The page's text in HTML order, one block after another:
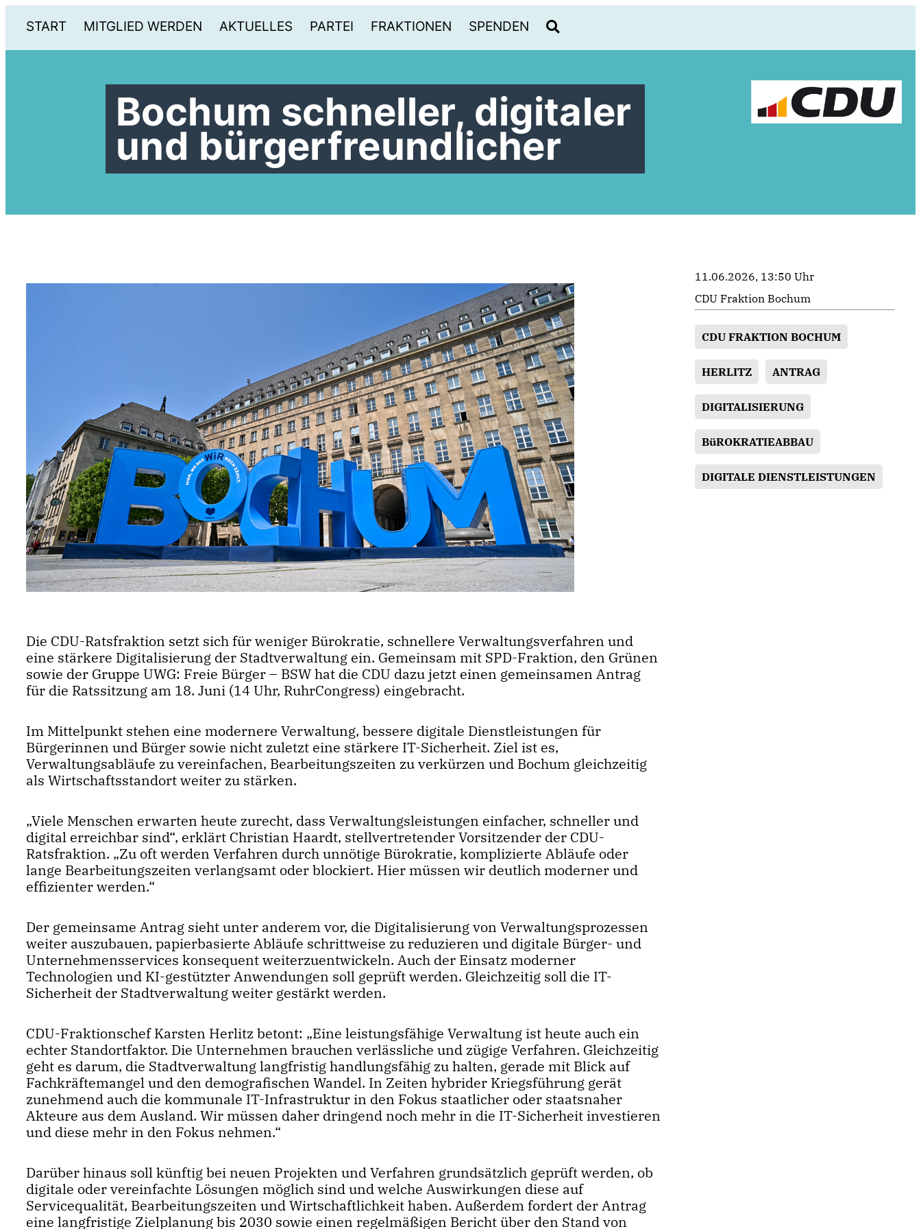
START MITGLIED WERDEN AKTUELLES PARTEI FRAKTIONEN SPENDEN
Bochum schneller, digitaler
und bürgerfreundlicher
Die CDU-Ratsfraktion setzt sich für weniger Bürokratie, schnellere Verwaltungsverfahren und
eine stärkere Digitalisierung der Stadtverwaltung ein. Gemeinsam mit SPD-Fraktion, den Grünen
sowie der Gruppe UWG: Freie Bürger – BSW hat die CDU dazu jetzt einen gemeinsamen Antrag
für die Ratssitzung am 18. Juni (14 Uhr, RuhrCongress) eingebracht.
Im Mittelpunkt stehen eine modernere Verwaltung, bessere digitale Dienstleistungen für
Bürgerinnen und Bürger sowie nicht zuletzt eine stärkere IT-Sicherheit. Ziel ist es,
Verwaltungsabläufe zu vereinfachen, Bearbeitungszeiten zu verkürzen und Bochum gleichzeitig
als Wirtschaftsstandort weiter zu stärken.
Viele Menschen erwarten heute zurecht, dass Verwaltungsleistungen einfacher, schneller und
digital erreichbar sind“, erklärt Christian Haardt, stellvertretender Vorsitzender der CDU-
Ratsfraktion. „Zu oft werden Verfahren durch unnötige Bürokratie, komplizierte Abläufe oder
lange Bearbeitungszeiten verlangsamt oder blockiert. Hier müssen wir deutlich moderner und
effizienter werden.“
Der gemeinsame Antrag sieht unter anderem vor, die Digitalisierung von Verwaltungsprozessen
weiter auszubauen, papierbasierte Abläufe schrittweise zu reduzieren und digitale Bürger- und
Unternehmensservices konsequent weiterzuentwickeln. Auch der Einsatz moderner
Technologien und KI-gestützter Anwendungen soll geprüft werden. Gleichzeitig soll die IT-
Sicherheit der Stadtverwaltung weiter gestärkt werden.
CDU-Fraktionschef Karsten Herlitz betont: „Eine leistungsfähige Verwaltung ist heute auch ein
echter Standortfaktor. Die Unternehmen brauchen verlässliche und zügige Verfahren. Gleichzeitig
geht es darum, die Stadtverwaltung langfristig handlungsfähig zu halten, gerade mit Blick auf
Fachkräftemangel und den demografischen Wandel. In Zeiten hybrider Kriegsführung gerät
zunehmend auch die kommunale IT-Infrastruktur in den Fokus staatlicher oder staatsnaher
Akteure aus dem Ausland. Wir müssen daher dringend noch mehr in die IT-Sicherheit investieren
und diese mehr in den Fokus nehmen.“
Darüber hinaus soll künftig bei neuen Projekten und Verfahren grundsätzlich geprüft werden, ob
digitale oder vereinfachte Lösungen möglich sind und welche Auswirkungen diese auf
Servicequalität, Bearbeitungszeiten und Wirtschaftlichkeit haben. Außerdem fordert der Antrag
eine langfristige Zielplanung bis 2030 sowie einen regelmäßigen Bericht über den Stand von
11.06.2026, 13:50 Uhr
CDU Fraktion Bochum
CDU FRAKTION BOCHUM
HERLITZ ANTRAG
DIGITALISIERUNG
BüROKRATIEABBAU
DIGITALE DIENSTLEISTUNGEN